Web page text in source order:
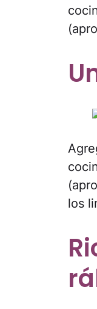
los